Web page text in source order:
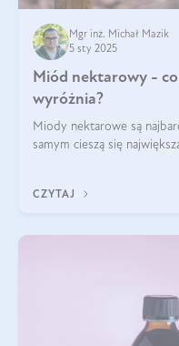
Mgr inż. Michał Mazik
5 sty 2025
Miód nektarowy -
wyróżnia?
Miody nektarowe są
samym cieszą się
CZYTAJ